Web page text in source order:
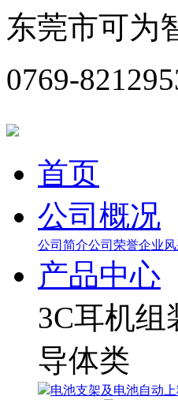
东莞市可为
0769-
首页
公司概况
公司简介公司荣誉企业
产品中心
3C耳机组
导体类
电池支架及电池自动